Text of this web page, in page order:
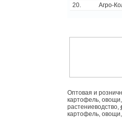
20.
Агро-
Оптовая и
картофель,
растениеводство,
картофель,